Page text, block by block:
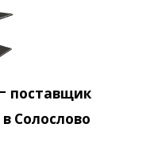
- поставщик
Солослово